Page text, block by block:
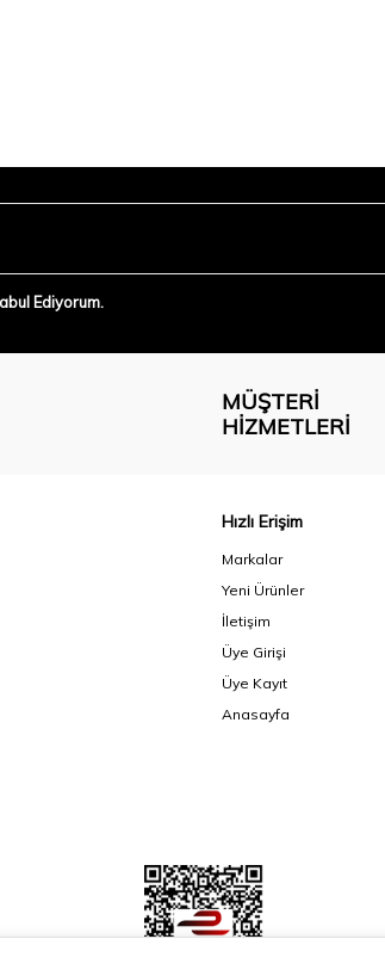
Ediyorum.
MÜŞTERI
HIZMETLERI
Hızlı Erişim
Markalar
Yeni Ürünler
İletişim
Üye Girişi
Üye Kayıt
Anasayfa